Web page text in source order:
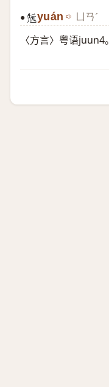
● 𠒑yuán ㄩㄢˊ
〈方言〉粤语juun4。